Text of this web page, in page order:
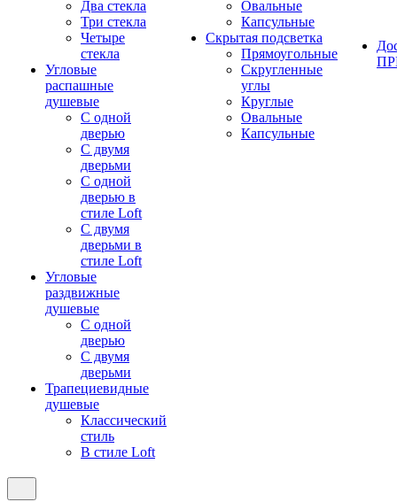
Два стекла
Три стекла
Четыре
стекла
Угловые
распашные
душевые
С одной
дверью
С двумя
дверьми
С одной
дверью в
стиле Loft
С двумя
дверьми в
стиле Loft
Угловые
раздвижные
душевые
С одной
дверью
С двумя
дверьми
Трапециевидные
душевые
Классический
стиль
В стиле Loft
Овальные
Капсульные
Скрытая подсветка
Прямоугольные
Скругленные
углы
Круглые
Овальные
Капсульные